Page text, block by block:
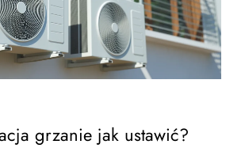
grzanie jak ustawić?